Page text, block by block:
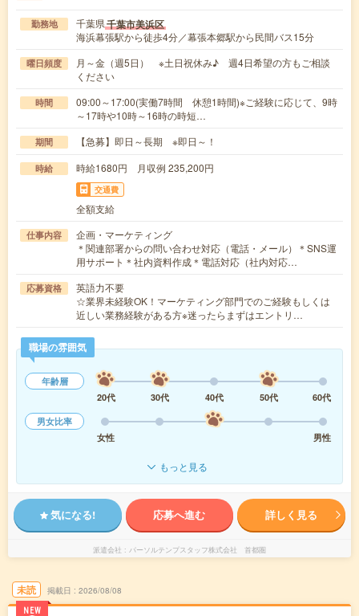
勤務地 千葉県千葉市美浜区
海浜幕張駅から徒歩4分／幕張本郷駅から民間バス15分
曜日頻度
月～金（週5日） ※土日祝休み♪ 週4日希望の方もご相談
ください
時間
09:00～17:00(実働7時間 休憩1時間)※ご経験に応じて、9時
～17時や10時～16時の時短…
期間 【急募】即日～長期 ※即日～！
時給 時給1680円 月収例 235,200円
交通費
全額支給
仕事内容
企画・マーケティング
＊関連部署からの問い合わせ対応（電話・メール）＊SNS運
用サポート＊社内資料作成＊電話対応（社内対応…
応募資格
英語力不要
☆業界未経験OK！マーケティング部門でのご経験もしくは
近しい業務経験がある方※迷ったらまずはエントリ…
職場の雰囲気
年齢層
20代
30代 40代 50代
60代
男女比率
女性
男性
もっと見る
気になる! 応募へ進む 詳しく見る
派遣会社 パーソルテンプスタッフ株式会社 首都圏
未読
NEW
掲載日 2026/08/08